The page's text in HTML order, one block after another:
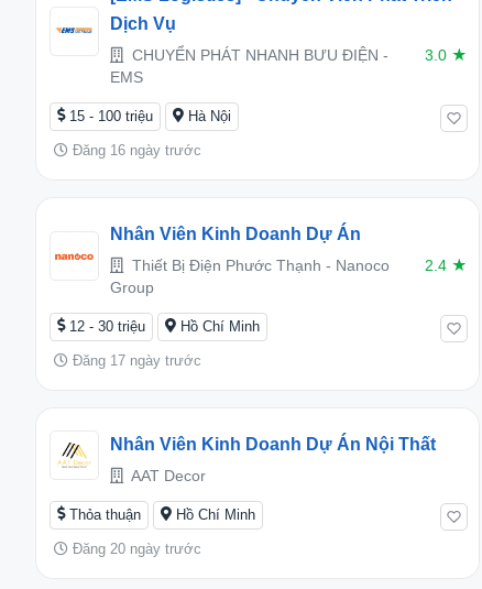
Dịch Vụ
CHUYỂN PHÁT NHANH BƯU ĐIỆN -
EMS
3.0 ★
15 - 100 triệu Hà Nội
Đăng 16 ngày trước
Nhân Viên Kinh Doanh Dự Án
Thiết Bị Điện Phước Thạnh - Nanoco
Group
2.4 ★
12 - 30 triệu Hồ Chí Minh
Đăng 17 ngày trước
Nhân Viên Kinh Doanh Dự Án Nội Thất
AAT Decor
Thỏa thuận Hồ Chí Minh
Đăng 20 ngày trước